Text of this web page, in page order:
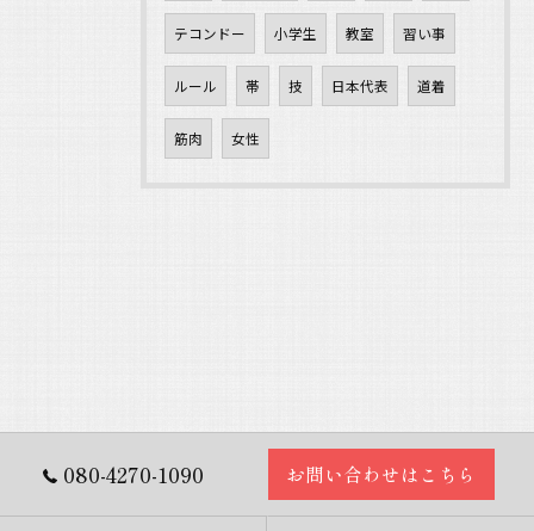
テコンドー 小学生 教室 習い事
ルール 帯 技 日本代表 道着
筋肉 女性
080-4270-1090 お問い合わせはこちら